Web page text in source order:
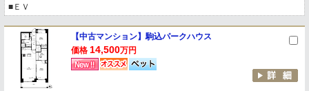
■ＥＶ
【中古マンション】駒込パークハウス
価格 14,500万円